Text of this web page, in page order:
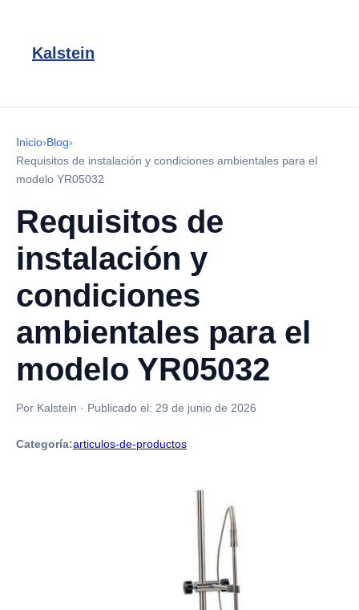
Kalstein
Inicio›Blog›
Requisitos de instalación y condiciones ambientales para el
modelo YR05032
Requisitos de
instalación y
condiciones
ambientales para el
modelo YR05032
Por Kalstein · Publicado el: 29 de junio de 2026
Categoría:articulos-de-productos